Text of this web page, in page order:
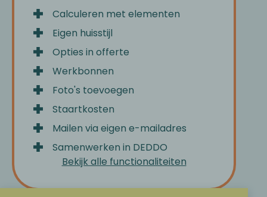
Calculeren met elementen
Eigen huisstijl
Opties in offerte
Werkbonnen
Foto's toevoegen
Staartkosten
Mailen via eigen e-mailadres
Samenwerken in DEDDO
Bekijk alle functionaliteiten